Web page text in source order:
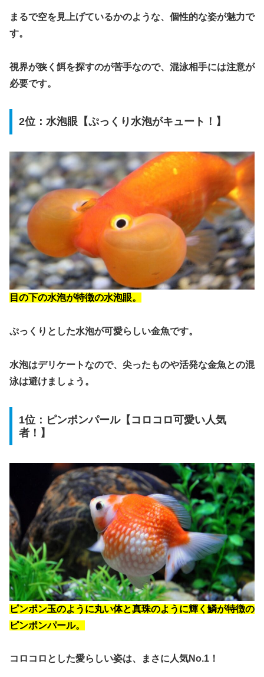
まるで空を見上げているかのような、個性的な姿が魅力で
す。
視界が狭く餌を探すのが苦手なので、混泳相手には注意が
必要です。
2位：水泡眼【ぷっくり水泡がキュート！】
目の下の水泡が特徴の水泡眼。
ぷっくりとした水泡が可愛らしい金魚です。
水泡はデリケートなので、尖ったものや活発な金魚との混
泳は避けましょう。
1位：ピンポンパール【コロコロ可愛い人気
者！】
ピンポン玉のように丸い体と真珠のように輝く鱗が特徴の
ピンポンパール。
コロコロとした愛らしい姿は、まさに人気No.1！